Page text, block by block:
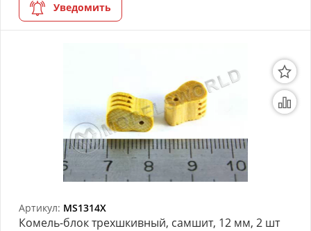
Уведомить
Артикул: MS1314X
Комель-блок трехшкивный, самшит, 12 мм, 2 шт